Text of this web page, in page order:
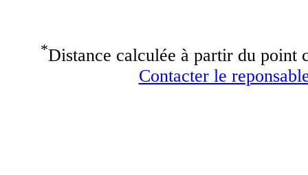
*Distance calculée à partir du point
Contacter le